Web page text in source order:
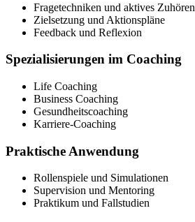
Fragetechniken und aktives Zuhören
Zielsetzung und Aktionspläne
Feedback und Reflexion
Spezialisierungen im Coaching
Life Coaching
Business Coaching
Gesundheitscoaching
Karriere-Coaching
Praktische Anwendung
Rollenspiele und Simulationen
Supervision und Mentoring
Praktikum und Fallstudien